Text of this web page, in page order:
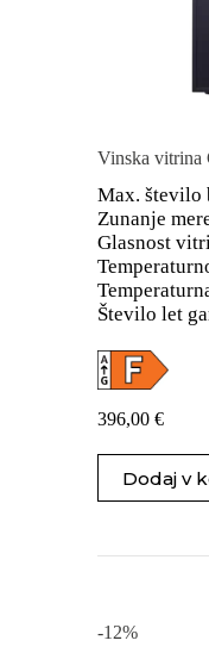
Vinska
Max. število
Zunanje
Glasnost
Število let
396,00 €
Dodaj v
-12%